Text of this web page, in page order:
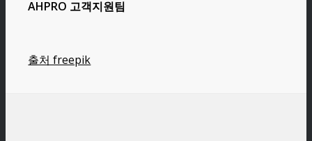
AHPRO 고객지원팀
출처 freepik